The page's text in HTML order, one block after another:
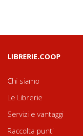
LIBRERIE.COOP
Chi siamo
Le Librerie
Servizi e vantaggi
Raccolta punti